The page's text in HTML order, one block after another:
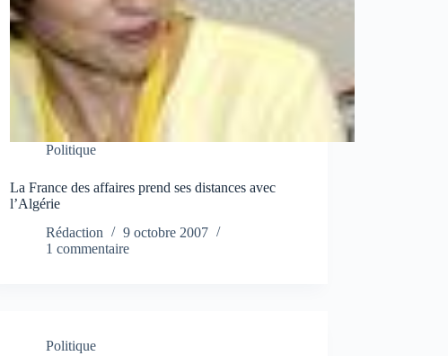
Politique
La France des affaires prend ses distances avec
l’Algérie
Rédaction
9 octobre 2007
1 commentaire
Politique